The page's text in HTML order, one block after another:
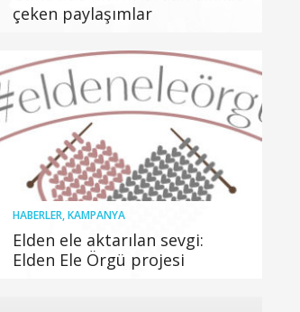
çeken paylaşımlar
HABERLER,KAMPANYA
Elden ele aktarılan sevgi:
Elden Ele Örgü projesi